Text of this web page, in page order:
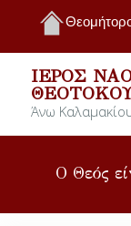
ΙΕΡΌΣ
Άνω
Ο Θεός